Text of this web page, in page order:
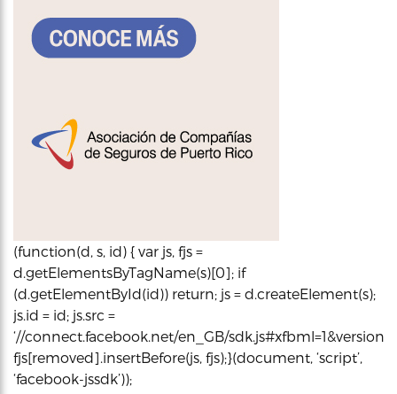
(function(d, s, id) { var js, fjs =
d.getElementsByTagName(s)[0]; if
(d.getElementById(id)) return; js = d.createElement(s);
js.id = id; js.src =
‘//connect.facebook.net/en_GB/
fjs[removed].insertBefore(js, fjs);}(document, ‘script’,
‘facebook-jssdk’));